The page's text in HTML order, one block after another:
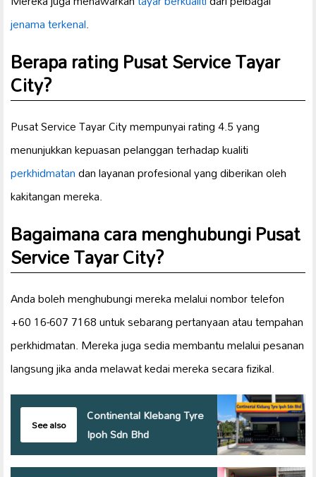
jenama terkenal.
Berapa rating Pusat Service Tayar
City?
Pusat Service Tayar City mempunyai rating 4.5 yang
menunjukkan kepuasan pelanggan terhadap kualiti
perkhidmatandan layanan profesional yang diberikan oleh
kakitangan mereka.
Bagaimana cara menghubungi Pusat
Service Tayar City?
Anda boleh menghubungi mereka melalui nombor telefon
+60 16-607 7168 untuk sebarang pertanyaan atau tempahan
perkhidmatan. Mereka juga sedia membantu melalui pesanan
langsung jika anda melawat kedai mereka secara fizikal.
See also
Continental Klebang Tyre
Ipoh Sdn Bhd